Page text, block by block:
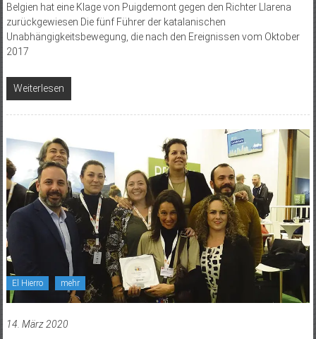
Belgien hat eine Klage von Puigdemont gegen den Richter Llarena
zurückgewiesen Die fünf Führer der katalanischen
Unabhängigkeitsbewegung, die nach den Ereignissen vom Oktober
2017
Weiterlesen
El Hierro mehr
14. März 2020